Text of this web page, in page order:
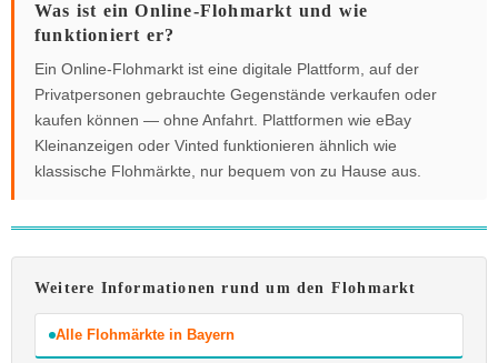
Was ist ein Online-Flohmarkt und wie
funktioniert er?
Ein Online-Flohmarkt ist eine digitale Plattform, auf der
Privatpersonen gebrauchte Gegenstände verkaufen oder
kaufen können — ohne Anfahrt. Plattformen wie eBay
Kleinanzeigen oder Vinted funktionieren ähnlich wie
klassische Flohmärkte, nur bequem von zu Hause aus.
Weitere Informationen rund um den Flohmarkt
Alle Flohmärkte in Bayern